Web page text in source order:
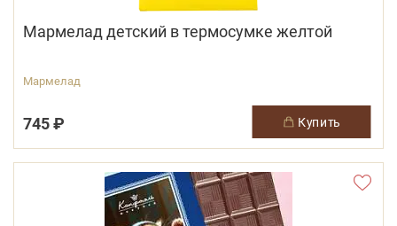
Мармелад детский в термосумке желтой
Мармелад
745 ₽ купить